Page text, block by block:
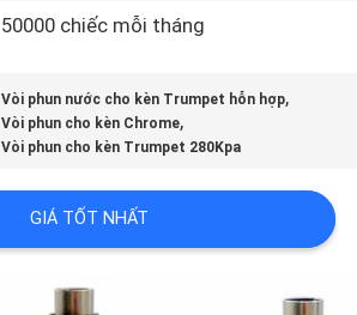
50000 chiếc mỗi tháng
Vòi phun nước cho kèn Trumpet hỗn hợp,
Vòi phun cho kèn Chrome,
Vòi phun cho kèn Trumpet 280Kpa
GIÁ TỐT NHẤT